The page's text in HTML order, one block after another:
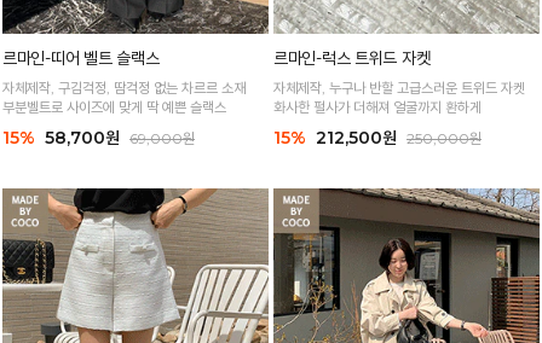
르마인-띠어 벨트 슬랙스
자체제작, 구김걱정, 땀걱정 없는 차르르 소재
부분벨트로 사이즈에 맞게 딱 예쁜 슬랙스
15% 58,700원 69,000원
르마인-럭스 트위드 자켓
자체제작, 누구나 반할 고급스러운 트위드 자켓
화사한 펄사가 더해져 얼굴까지 환하게
15% 212,500원 250,000원